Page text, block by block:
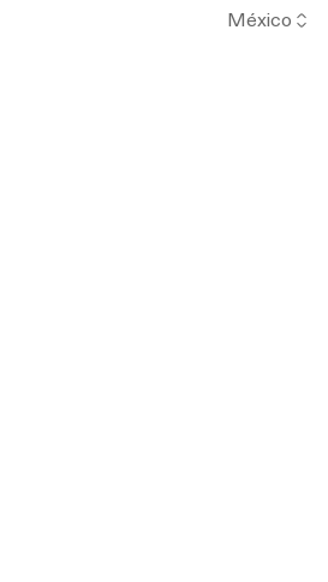
México